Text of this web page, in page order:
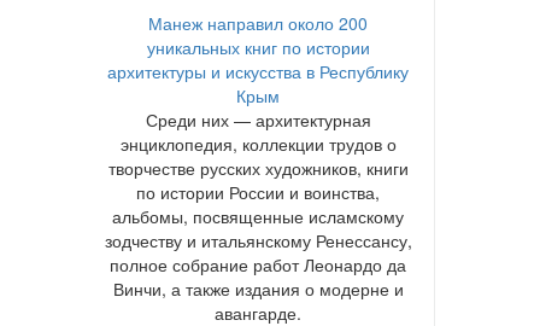
Манеж направил около 200
уникальных книг по истории
архитектуры и искусства в Республику
Крым
Среди них — архитектурная
энциклопедия, коллекции трудов о
творчестве русских художников, книги
по истории России и воинства,
альбомы, посвященные исламскому
зодчеству и итальянскому Ренессансу,
полное собрание работ Леонардо да
Винчи, а также издания о модерне и
авангарде.